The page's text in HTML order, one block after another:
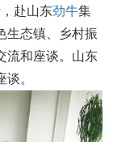
赴山东劲牛集
生态镇、乡村振
流和座谈。山东
。